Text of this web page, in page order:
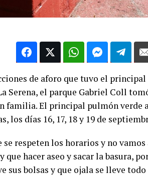
de aforo que tuvo el
Serena, el parque Gabriel Coll
familia. El principal pulmón verde
los días 16, 17, 18 y 19 de
respeten los horarios y no
que hacer aseo y sacar la basura,
sus bolsas y que ojala se lleve